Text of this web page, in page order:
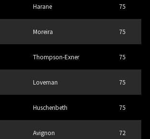
Harane 75
Moreira 75
Thompson-Exner 75
Loveman 75
Huschenbeth 75
Avignon 72